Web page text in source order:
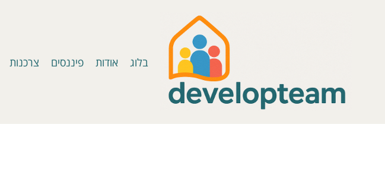
בלוג אודות פיננסים צרכנות